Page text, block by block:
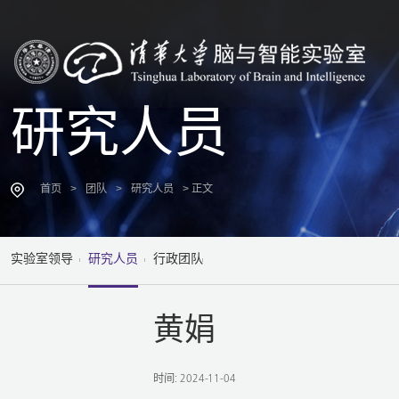
研究人员
首页 > 团队 > 研究人员 > 正文
实验室领导 研究人员 行政团队
黄娟
时间: 2024-11-04